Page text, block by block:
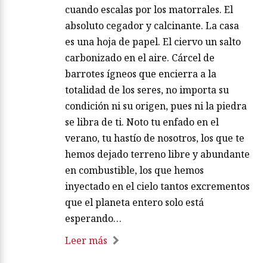
cuando escalas por los matorrales. El
absoluto cegador y calcinante. La casa
es una hoja de papel. El ciervo un salto
carbonizado en el aire. Cárcel de
barrotes ígneos que encierra a la
totalidad de los seres, no importa su
condición ni su origen, pues ni la piedra
se libra de ti. Noto tu enfado en el
verano, tu hastío de nosotros, los que te
hemos dejado terreno libre y abundante
en combustible, los que hemos
inyectado en el cielo tantos excrementos
que el planeta entero solo está
esperando…
Leer más